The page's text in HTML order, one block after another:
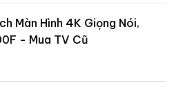
Màn Hình 4K Giọng Nói,
- Mua TV Cũ